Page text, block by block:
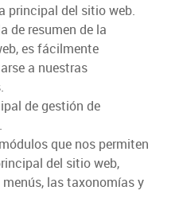
principal del sitio web.
de resumen de la
es fácilmente
a nuestras
de gestión de
que nos permiten
del sitio web,
las taxonomías y